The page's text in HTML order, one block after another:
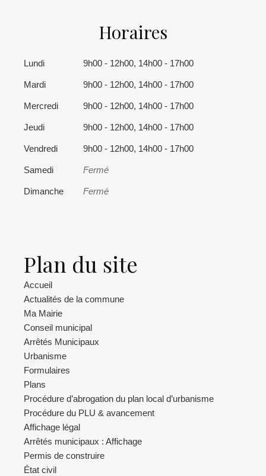
Horaires
Lundi 9h00 - 12h00, 14h00 - 17h00
Mardi 9h00 - 12h00, 14h00 - 17h00
Mercredi 9h00 - 12h00, 14h00 - 17h00
Jeudi 9h00 - 12h00, 14h00 - 17h00
Vendredi 9h00 - 12h00, 14h00 - 17h00
Samedi Fermé
Dimanche Fermé
Plan du site
Accueil
Actualités de la commune
Ma Mairie
Conseil municipal
Arrêtés Municipaux
Urbanisme
Formulaires
Plans
Procédure d’abrogation du plan local d’urbanisme
Procédure du PLU & avancement
Affichage légal
Arrêtés municipaux : Affichage
Permis de construire
État civil